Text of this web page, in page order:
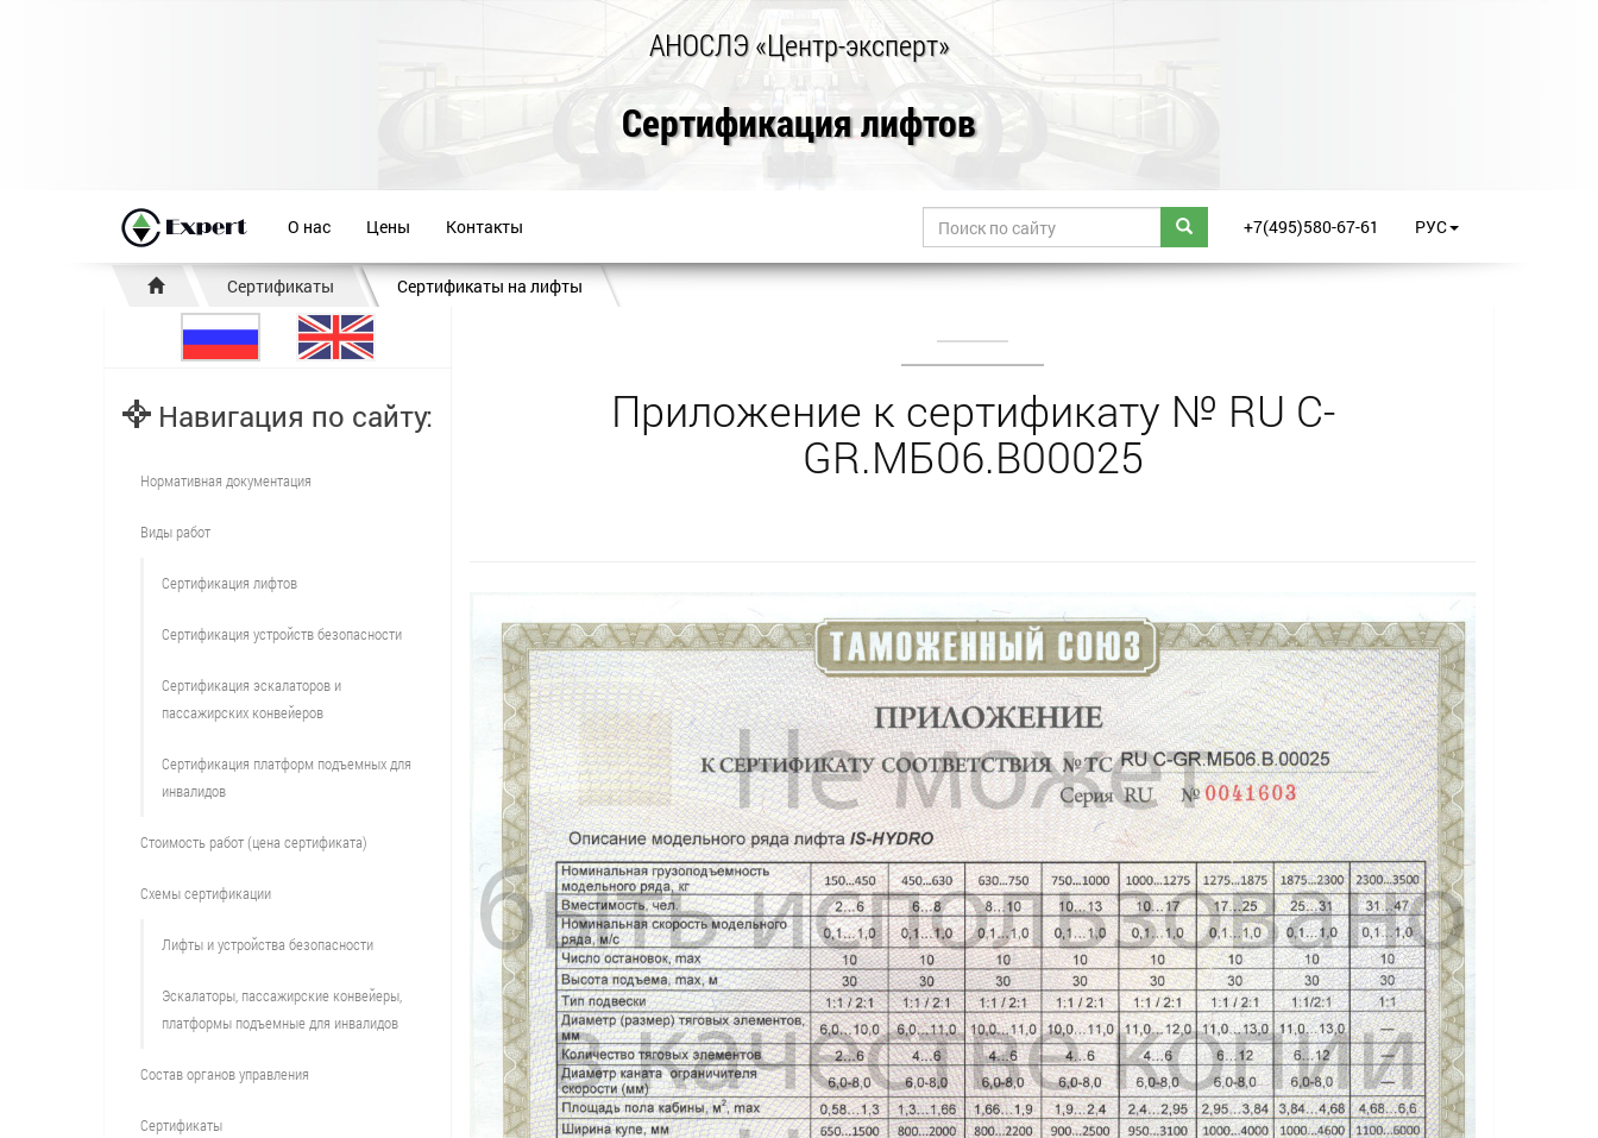
АНОСЛЭ «Центр-эксперт»
Сертификация лифтов
О нас Цены Контакты +7(495)580-67-61 РУС
Сертификаты Сертификаты на лифты
Приложение к сертификату № RU С-
GR.МБ06.В00025
Навигация по сайту:
Нормативная документация
Виды работ
Сертификация лифтов
Сертификация устройств безопасности
Сертификация эскалаторов и
пассажирских конвейеров
Сертификация платформ подъемных для
инвалидов
Стоимость работ (цена сертификата)
Схемы сертификации
Лифты и устройства безопасности
Эскалаторы, пассажирские конвейеры,
платформы подъемные для инвалидов
Состав органов управления
Сертификаты